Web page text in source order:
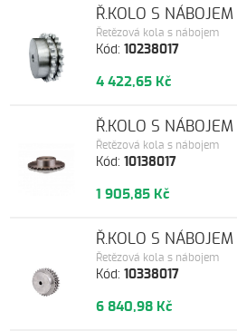
Kód:10238017
Řetězová kola s nábojem
Ř.KOLO S
4 422,65 Kč
Kód:10138017
Řetězová kola s nábojem
Ř.KOLO S
1 905,85 Kč
Kód:10338017
Řetězová kola s nábojem
Ř.KOLO S
6 840,98 Kč